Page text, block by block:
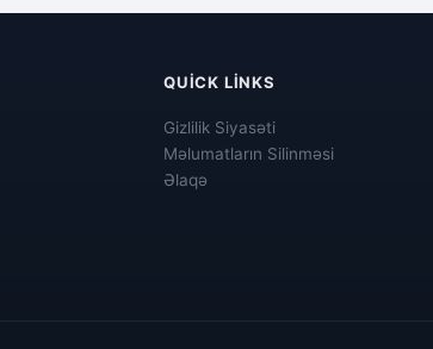
QUICK LINKS
Gizlilik Siyasəti
Məlumatların Silinməsi
Əlaqə